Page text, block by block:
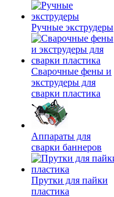
Ручные экструдеры
Сварочные фены и
экструдеры для
сварки пластика
Аппараты для
сварки баннеров
Прутки для пайки
пластика